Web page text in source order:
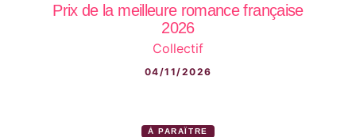
Prix de la meilleure romance française
2026
Collectif
04/11/2026
À PARAÎTRE